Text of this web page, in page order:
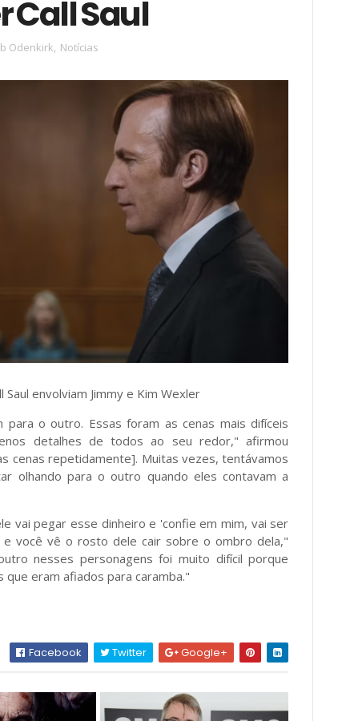
Call Saul
Odenkirk, Notícias
envolviam Jimmy e Kim Wexler
o outro. Essas foram as cenas mais difíceis
detalhes de todos ao seu redor," afirmou
cenas repetidamente]. Muitas vezes, tentávamos
olhando para o outro quando eles contavam a
vai pegar esse dinheiro e 'confie em mim, vai ser
você vê o rosto dele cair sobre o ombro dela,"
nesses personagens foi muito difícil porque
eram afiados para caramba."
Facebook Twitter Google+